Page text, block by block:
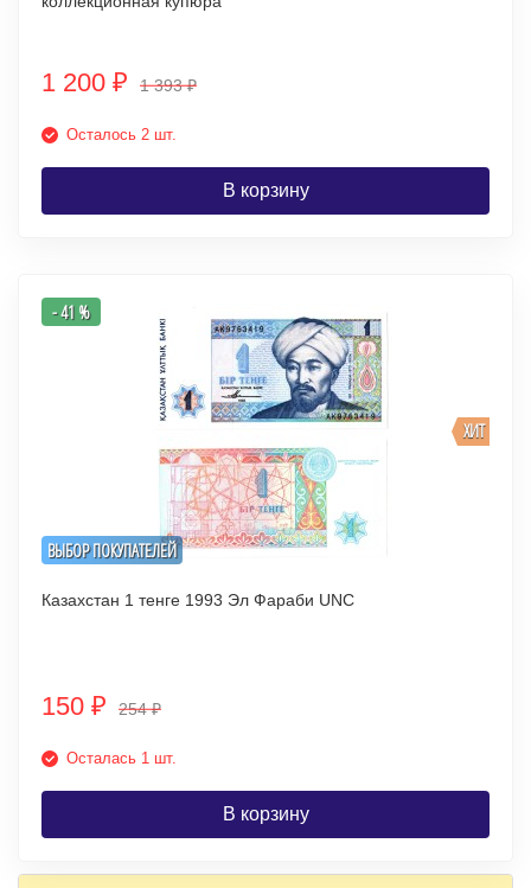
1 200 ₽ 1 393₽
Осталось 2 шт.
В корзину
ВЫБОР ПОКУПАТЕЛЕЙ
ХИТ
- 41 %
Казахстан 1 тенге 1993 Эл Фараби UNC
150 ₽ 254₽
Осталась 1 шт.
В корзину